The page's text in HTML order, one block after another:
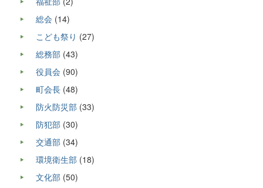
総会 (14)
こども祭り (27)
総務部 (43)
役員会 (90)
町会長 (48)
防火防災部 (33)
防犯部 (30)
交通部 (34)
環境衛生部 (18)
文化部 (50)